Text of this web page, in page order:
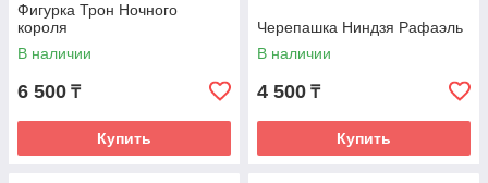
Фигурка Трон Ночного
короля
В наличии
6 500 ₸
Купить
Черепашка Ниндзя Рафаэль
В наличии
4 500 ₸
Купить